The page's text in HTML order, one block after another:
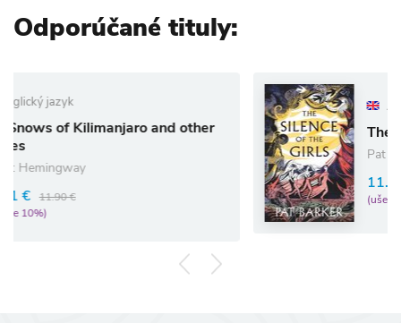
Odporúčané tituly:
and other
Anglický jazyk
The Silence of the
Pat Barker
11.87 € 13.19 €
(ušetríte 10%)